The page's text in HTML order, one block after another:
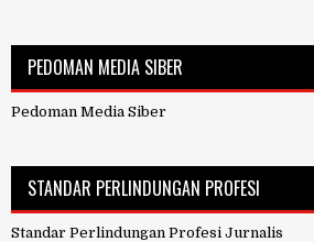
PEDOMAN MEDIA SIBER
Pedoman Media Siber
STANDAR PERLINDUNGAN PROFESI
Standar Perlindungan Profesi Jurnalis